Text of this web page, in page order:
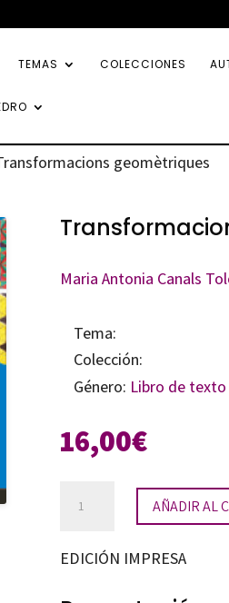
TEMAS COLECCIONES
geomètriques
Maria Antonia Canals
Tema:
Colección:
Género: Libro de texto
16,00€
Transformacions
geomètriques
cantidad
AÑADIR AL
EDICIÓN IMPRESA